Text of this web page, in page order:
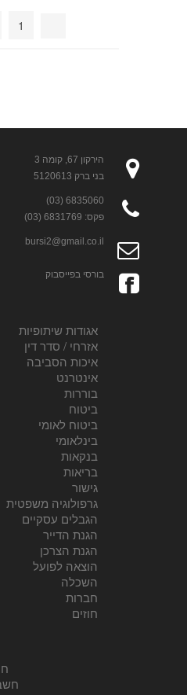
2
הירקון 67, קומה 3
בני ברק 5120613
6835060 (03)
פקס: 6831769 (03)
bursi2@gmail.co.il
בורסי בפייסבוק
אגודות שיתופיות
אזרחי / סדר דין
איכות הסביבה
אינטרנט
בוררות
ביטוח לאומי
בינלאומי
בנקאות
בריאות
גרפולוגיה משפטית
הגבלים עסקיים
הגנת הדייר
הגנת הצרכן
הוצאה לפועל
השכלה
חשבונאות